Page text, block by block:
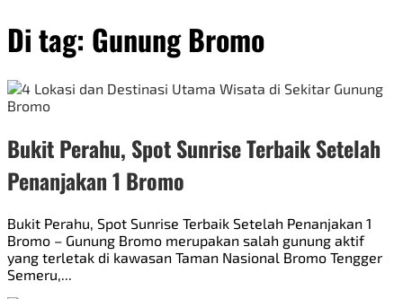
Di tag: Gunung Bromo
Bukit Perahu, Spot Sunrise Terbaik Setelah
Penanjakan 1 Bromo
Bukit Perahu, Spot Sunrise Terbaik Setelah Penanjakan 1
Bromo – Gunung Bromo merupakan salah gunung aktif
yang terletak di kawasan Taman Nasional Bromo Tengger
Semeru,...